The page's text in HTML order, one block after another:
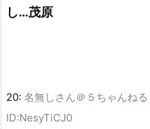
し…茂原
20: 名無しさん＠５ちゃんねる
ID:NesyTiCJ0